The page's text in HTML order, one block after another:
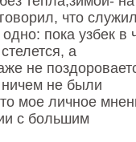
что
пока узбек в
а
не
не были
мое личное
с большим